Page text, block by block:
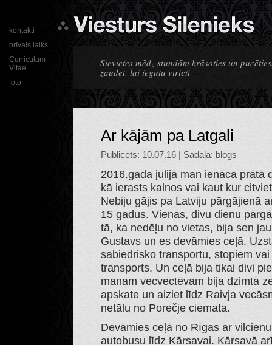
Sievietes mēdz stundām krāsoties un
zaudēt, lai iegūtu vīrieti
kontakti
brīvais laiks
Curriculum
Vitae
foto
Ar kājām pa Latgali
Publicēts: 10.07.16 | Sadaļa: blogs
2016.gada jūlijā man ienāca prātā
kā ierasts kalnos vai kaut kur
Nebiju gājis pa Latviju pārgājienā
15 gadus. Vienas, divu dienu
tā, ka nedēļu no vietas, bija sen
Gustavs un es devāmies ceļā.
sabiedrisko transportu, stopiem
transports. Un ceļā bija tikai divi
manam vecvectēvam bija dzimtā
apskate un aiziet līdz Raivja
netālu no Porečje ciemata.
Devāmies ceļā no Rīgas ar
autobusu līdz Kārsavai. Kārsavā